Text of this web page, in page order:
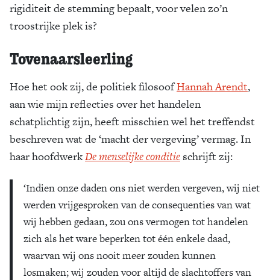
rigiditeit de stemming bepaalt, voor velen zo’n
troostrijke plek is?
Tovenaarsleerling
Hoe het ook zij, de politiek filosoofHannah Arendt,
aan wie mijn reflecties over het handelen
schatplichtig zijn, heeft misschien wel het treffendst
beschreven wat de ‘macht der vergeving’ vermag. In
haar hoofdwerkDe menselijke conditie schrijft zij:
‘Indien onze daden ons niet werden vergeven, wij niet
werden vrijgesproken van de consequenties van wat
wij hebben gedaan, zou ons vermogen tot handelen
zich als het ware beperken tot één enkele daad,
waarvan wij ons nooit meer zouden kunnen
losmaken; wij zouden voor altijd de slachtoffers van